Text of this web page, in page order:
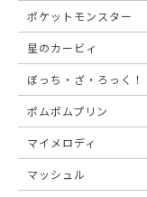
ポケットモンスター
星のカービィ
ぼっち・ざ・ろっく！
ポムポムプリン
マイメロディ
マッシュル